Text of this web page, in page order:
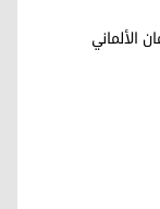
الألماني